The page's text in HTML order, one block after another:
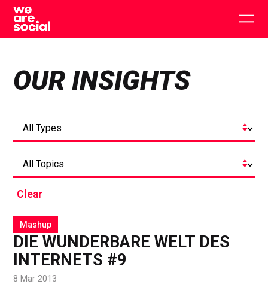
Skip
content
OUR INSIGHTS
Clear
Mashup
DIE WUNDERBARE WELT DES
INTERNETS #9
8 Mar 2013